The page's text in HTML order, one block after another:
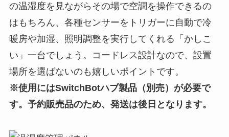
の温湿度を見ながらその場で空調を操作できるの
はもちろん、各種センサーをトリガーに自動で冷
暖房や加湿、照明調整を実行してくれる「かしこ
い」一台でしょう。コードレス設計なので、設置
場所を選ばないのも嬉しいポイントです。
※使用にはSwitchBotハブ製品（別売）が必要で
す。予約販売品のため、発送は後日となります。